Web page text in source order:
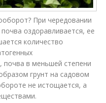
При чередовании
оздоравливается, ее
количество
почва в меньшей степени
грунт на садовом
не истощается, а